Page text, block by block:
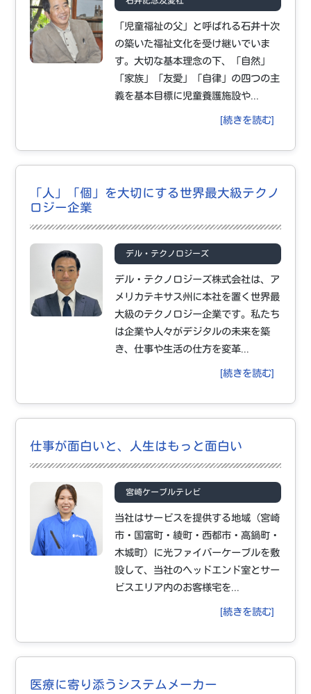
「児童福祉の父」と呼ばれる石井十次
の築いた福祉文化を受け継いでいま
す。大切な基本理念の下、「自然」
「家族」「友愛」「自律」の四つの主
義を基本目標に児童養護施設や...
[続きを読む]
「人」「個」を大切にする世界最大級テクノ
ロジー企業
デル・テクノロジーズ
デル・テクノロジーズ株式会社は、ア
メリカテキサス州に本社を置く世界最
大級のテクノロジー企業です。私たち
は企業や人々がデジタルの未来を築
き、仕事や生活の仕方を変革...
[続きを読む]
仕事が面白いと、人生はもっと面白い
宮崎ケーブルテレビ
当社はサービスを提供する地域（宮崎
市・国富町・綾町・西都市・高鍋町・
木城町）に光ファイバーケーブルを敷
設して、当社のヘッドエンド室とサー
ビスエリア内のお客様宅を...
[続きを読む]
医療に寄り添うシステムメーカー